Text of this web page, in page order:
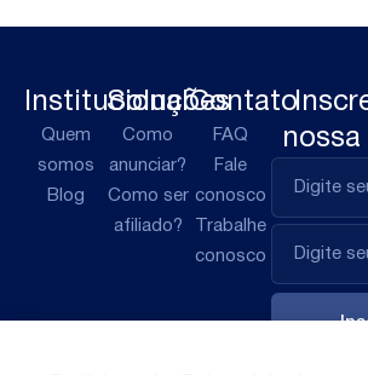
Institucional
Quem
somos
Blog
Soluções
Como
anunciar?
Como ser
afiliado?
Contato
FAQ
Fale
conosco
Trabalhe
conosco